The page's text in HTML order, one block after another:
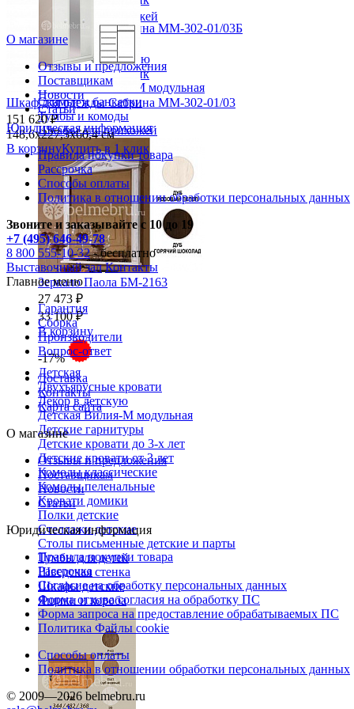
Зеркала для прихожей
Ключницы
Консоли
Наборы в прихожую
Обувницы
Прихожая Вилия-М модульная
Скамьи и банкетки
Тумбы и комоды
Шкафы для прихожей
Зеркало Паола БМ-2163
27 473 ₽
33 100 ₽
В корзину
-17%
Детская
Двухъярусные кровати
Декор в детскую
Детская Вилия-М модульная
Детские гарнитуры
Детские кровати до 3-х лет
Детские кровати от 3 лет
Комоды классические
Комоды пеленальные
Кровати домики
Полки детские
Стеллажи детские
Столы письменные детские и парты
Тумбы для детей
Шведская стенка
Шкафы детские
Ящики и короба
Шкаф для одежды Сабрина ММ-302-01/03Б
149 200 ₽
148,6х227,3х60,4 см
В корзинуКупить в 1 клик
Шкаф для одежды Сабрина ММ-302-01/03
151 620 ₽
148,6х227,3х60,4 см
В корзинуКупить в 1 клик
О магазине
Отзывы и предложения
Поставщикам
Новости
Статьи
Юридическая информация
Правила покупки товара
Рассрочка
Способы оплаты
Политика в отношении обработки персональных данных
Звоните и заказывайте с 10 до 19
+7 (495) 646-49-78
8 800 555-10-32- бесплатно
Выставочный зал Контакты
Главное меню
Гарантия
Сборка
Производители
Вопрос-ответ
Доставка
Контакты
Карта сайта
О магазине
Отзывы и предложения
Поставщикам
Новости
Статьи
Юридическая информация
Правила покупки товара
Рассрочка
Согласие на обработку персональных данных
Форма отзыва согласия на обработку ПС
Форма запроса на предоставление обрабатываемых ПС
Политика Файлы cookie
Способы оплаты
Политика в отношении обработки персональных данных
© 2009—2026 belmebru.ru